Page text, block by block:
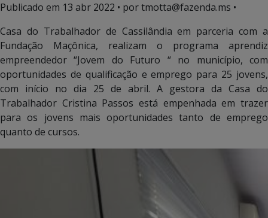
Publicado em 13 abr 2022 • por tmotta@fazenda.ms •
Casa do Trabalhador de Cassilândia em parceria com a
Fundação Maçônica, realizam o programa aprendiz
empreendedor “Jovem do Futuro “ no município, com
oportunidades de qualificação e emprego para 25 jovens,
com início no dia 25 de abril. A gestora da Casa do
Trabalhador Cristina Passos está empenhada em trazer
para os jovens mais oportunidades tanto de emprego
quanto de cursos.